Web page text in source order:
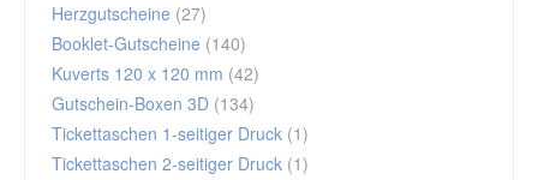
Herzgutscheine (27)
Booklet-Gutscheine (140)
Kuverts 120 x 120 mm (42)
Gutschein-Boxen 3D (134)
Tickettaschen 1-seitiger Druck (1)
Tickettaschen 2-seitiger Druck (1)